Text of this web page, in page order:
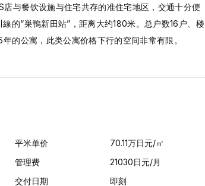
与餐饮设施与住宅共存的准住宅地区，交通十分便
的“巣鴨新田站”，距离大约180米。总户数16户、楼
的公寓，此类公寓价格下行的空间非常有限。
平米单价 70.11万日元/㎡
管理费
21030日元/月
交付日期
即刻